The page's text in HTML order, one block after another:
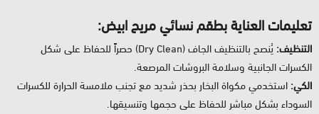
تعليمات العناية بطقم نسائي مريح ابيض:
التنظيف:
يُنصح بالتنظيف الجاف (Dry Clean) حصراً للحفاظ على شكل
الكسرات الجانبية وسلامة البروشات المرصعة.
الكي: استخدمي مكواة البخار بحذر شديد مع تجنب ملامسة الحرارة للكسرات
السوداء بشكل مباشر للحفاظ على حجمها وتنسيقها.